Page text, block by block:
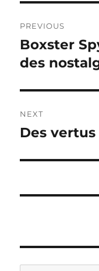
navigation
PREVIOUS
Previous
post:
Boxster
des
NEXT
Next
Des